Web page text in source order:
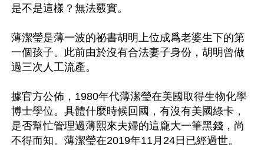
是不是這樣？無法覈實。
薄潔瑩是薄一波的祕書胡明上位成爲老婆生下的第
一個孩子。此前由於沒有合法妻子身份，胡明曾做
過三次人工流產。
據官方公佈，1980年代薄潔瑩在美國取得生物化學
博士學位。具體什麼時候回國，有沒有美國綠卡，
是否幫忙管理過薄熙來夫婦的這龐大一筆黑錢，尚
不得而知。薄潔瑩在2019年11月24日已經過世。